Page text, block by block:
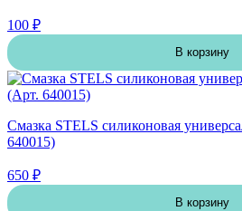
100 ₽
В корзину
Смазка STELS силиконовая
640015)
650 ₽
В корзину